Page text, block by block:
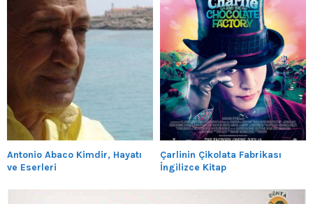
Antonio Abaco Kimdir, Hayatı
ve Eserleri
Çarlinin Çikolata Fabrikası
İngilizce Kitap